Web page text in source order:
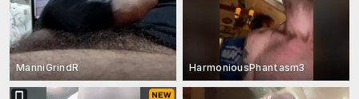
ManniGrindR HarmoniousPhantasm3